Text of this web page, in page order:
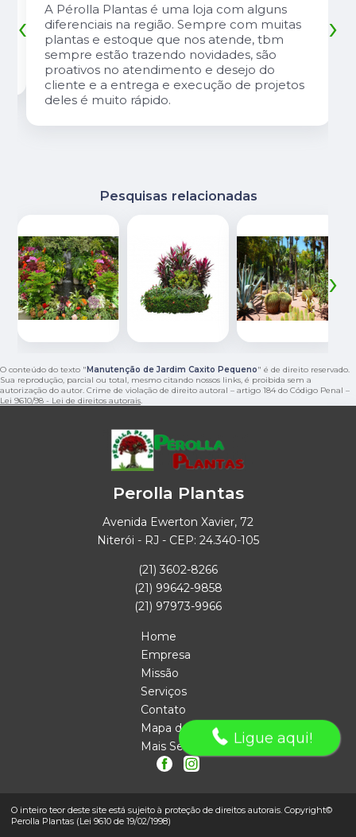
A Pérolla Plantas é uma loja com alguns
diferenciais na região. Sempre com muitas
plantas e estoque que nos atende, tbm
sempre estão trazendo novidades, são
proativos no atendimento e desejo do
cliente e a entrega e execução de projetos
deles é muito rápido.
‹ ›
Pesquisas relacionadas
‹ ›
O conteúdo do texto "Manutenção de Jardim Caxito Pequeno" é de direito reservado.
Sua reprodução, parcial ou total, mesmo citando nossos links, é proibida sem a
autorização do autor. Crime de violação de direito autoral – artigo 184 do Código Penal –
Lei 9610/98 - Lei de direitos autorais.
Perolla Plantas
Avenida Ewerton Xavier, 72
Niterói - RJ - CEP: 24.340-105
(21) 3602-8266
(21) 99642-9858
(21) 97973-9966
Home
Empresa
Missão
Serviços
Contato
Mapa do site
Mais Serviços
O inteiro teor deste site está sujeito à proteção de direitos autorais. Copyright©
Perolla Plantas (Lei 9610 de 19/02/1998)
Ligue aqui!